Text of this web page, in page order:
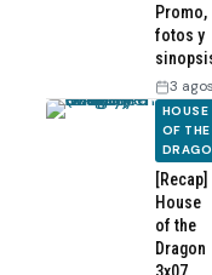
Promo,
fotos y
3
HOUSE
OF THE
[Recap]
House
of the
Dragon